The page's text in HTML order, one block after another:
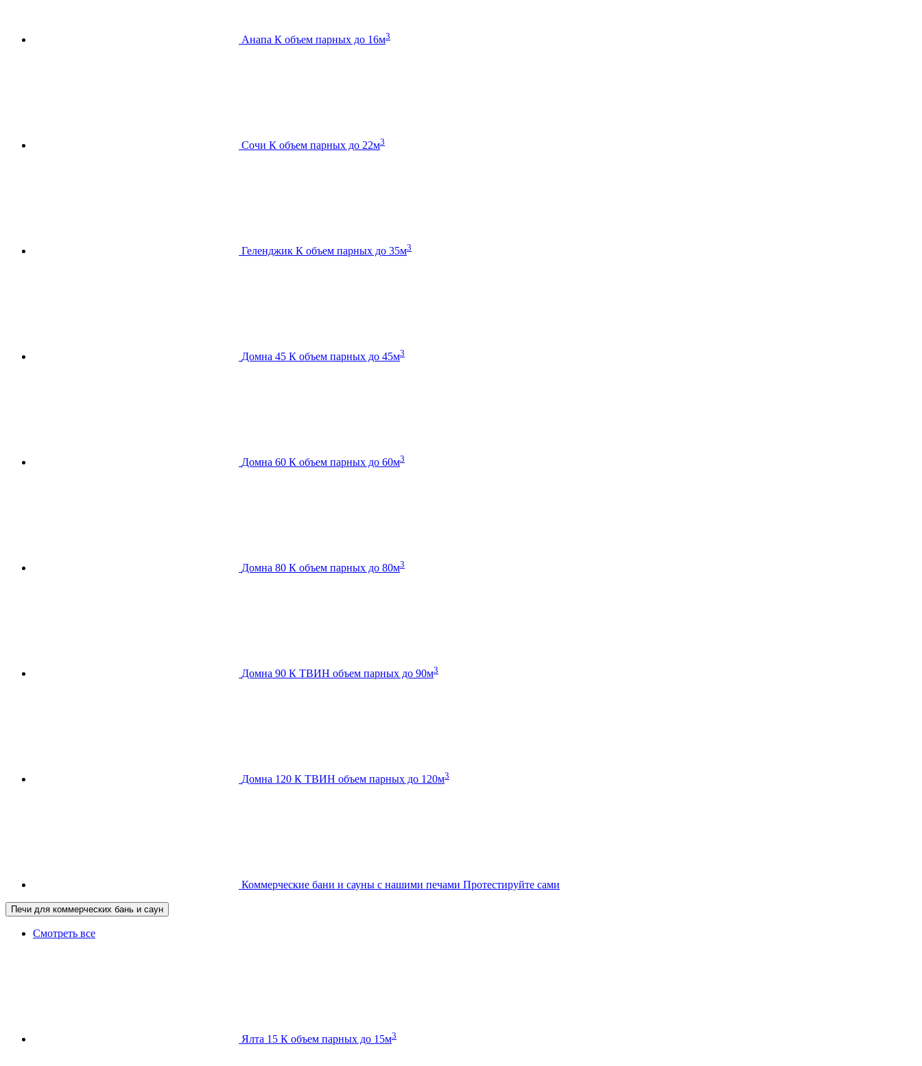
Анапа К объем парных до 16м3
Сочи К объем парных до 22м3
Геленджик К объем парных до 35м3
Домна 45 К объем парных до 45м3
Домна 60 К объем парных до 60м3
Домна 80 К объем парных до 80м3
Домна 90 К ТВИН объем парных до 90м3
Домна 120 К ТВИН объем парных до 120м3
Коммерческие бани и сауны с нашими печами Протестируйте сами
Печи для коммерческих бань и саун
Смотреть все
Ялта 15 К объем парных до 15м3